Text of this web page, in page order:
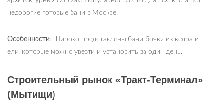
недорогие готовые бани в Москве.
Особенности: Широко представлены бани-бочки из кедра и
ели, которые можно увезти и установить за один день.
Строительный рынок «Тракт-Терминал»
(Мытищи)